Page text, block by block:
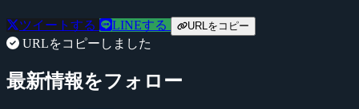
ツイートする LINEする URLをコピー
URLをコピーしました
最新情報をフォロー